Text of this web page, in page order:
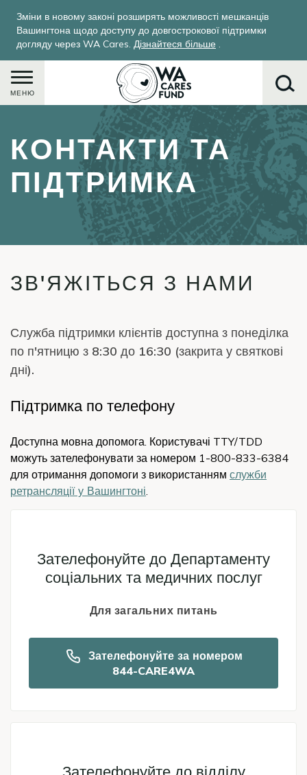
основного
вмісту
Зміни в новому законі розширять можливості мешканців
Вашингтона щодо доступу до довгострокової підтримки
догляду через WA Cares. Дізнайтеся більше .
МЕНЮ
Пошук
КОНТАКТИ ТА
ПІДТРИМКА
ЗВ'ЯЖІТЬСЯ З НАМИ
Служба підтримки клієнтів доступна з понеділка
по п'ятницю з 8:30 до 16:30 (закрита у святкові
дні).
Підтримка по телефону
Доступна мовна допомога. Користувачі TTY/TDD
можуть зателефонувати за номером 1-800-833-6384
для отримання допомоги з використанням служби
ретрансляції у Вашингтоні.
Зателефонуйте до Департаменту
соціальних та медичних послуг
Для загальних питань
Зателефонуйте за номером
844-CARE4WA